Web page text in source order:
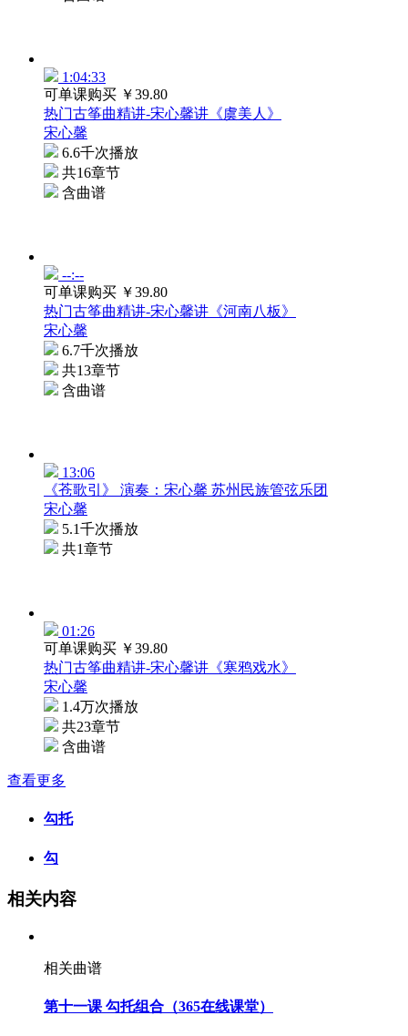
1:04:33
可单课购买 ￥39.80
热门古筝曲精讲-宋心馨讲《虞美人》
宋心馨
6.6千次播放
共16章节
含曲谱
--:--
可单课购买 ￥39.80
热门古筝曲精讲-宋心馨讲《河南八板》
宋心馨
6.7千次播放
共13章节
含曲谱
13:06
《苍歌引》 演奏：宋心馨 苏州民族管弦乐团
宋心馨
5.1千次播放
共1章节
01:26
可单课购买 ￥39.80
热门古筝曲精讲-宋心馨讲《寒鸦戏水》
宋心馨
1.4万次播放
共23章节
含曲谱
查看更多
勾托
勾
相关内容
相关曲谱
第十一课 勾托组合（365在线课堂）